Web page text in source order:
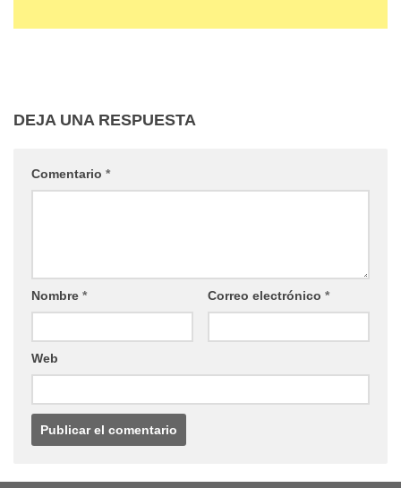
DEJA UNA RESPUESTA
Comentario *
Nombre * Correo electrónico *
Web